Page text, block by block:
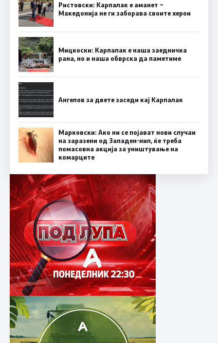
Ристовски: Карпалак е аманет –
Македонија не ги заборава своите херои
Мицкоски: Карпалак е наша заедничка
рана, но и наша обврска да паметиме
Ангелов за двете заседи кај Карпалак
Марковски: Ако ни се појават нови случаи
на заразени од Западен-нил, ќе треба
помасовна акција за уништување на
комарците